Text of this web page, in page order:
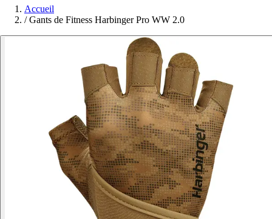
Accueil
/ Gants de Fitness Harbinger Pro WW 2.0